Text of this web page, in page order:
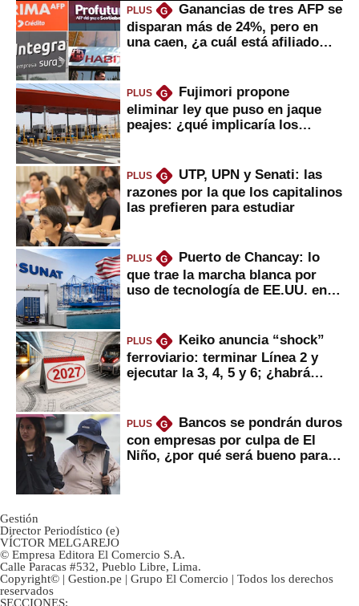
PLUS G
Ganancias de tres AFP se
disparan más de 24%, pero en
una caen, ¿a cuál está afiliado
PLUS G
Fujimori propone
eliminar ley que puso en jaque
peajes: ¿qué implicaría los
PLUS G
UTP, UPN y Senati: las
razones por la que los capitalinos
las prefieren para estudiar
PLUS G
Puerto de Chancay: lo
que trae la marcha blanca por
uso de tecnología de EE.UU. en
PLUS G
Keiko anuncia “shock”
ferroviario: terminar Línea 2 y
ejecutar la 3, 4, 5 y 6; ¿habrá
PLUS G
Bancos se pondrán duros
con empresas por culpa de El
Niño, ¿por qué será bueno para
Gestión
Director Periodístico (e)
VÍCTOR MELGAREJO
© Empresa Editora El Comercio S.A.
Calle Paracas #532, Pueblo Libre, Lima.
Copyright© | Gestion.pe | Grupo El Comercio | Todos los derechos
reservados
SECCIONES: